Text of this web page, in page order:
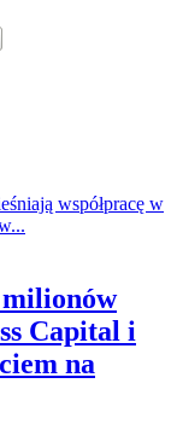
współpracę w
milionów
Capital i
na